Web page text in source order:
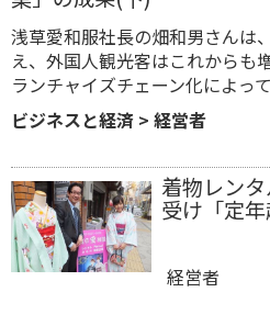
浅草愛和服社長の畑和男さんは
え、外国人観光客はこれからも
ランチャイズチェーン化によっ
ビジネスと経済 > 経営者
着物レン
受け「定
経営者